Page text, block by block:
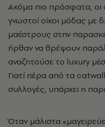
Ακόμα πιο πρόσφατα, οι συνεργασίες που ξεκίνησαν
γνωστοί οίκοι μόδας με
μαέστρους στην
ήρθαν να θρέψουν
αναζητούσε το luxury
Γιατί πέρα από τα
συλλογές, υπάρχει η
Όταν μάλιστα